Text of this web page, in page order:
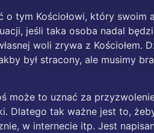
tym Kościołowi, który swoim
jeśli taka osoba nadal
woli zrywa z Kościołem.
był stracony, ale musimy
może to uznać za
tak ważne jest to,
w internecie itp. Jest